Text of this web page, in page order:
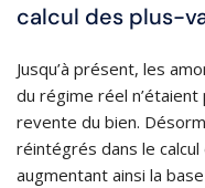
calcul des plus-
Jusqu’à présent, les
du régime réel
revente du bien.
réintégrés dans le
augmentant ainsi la